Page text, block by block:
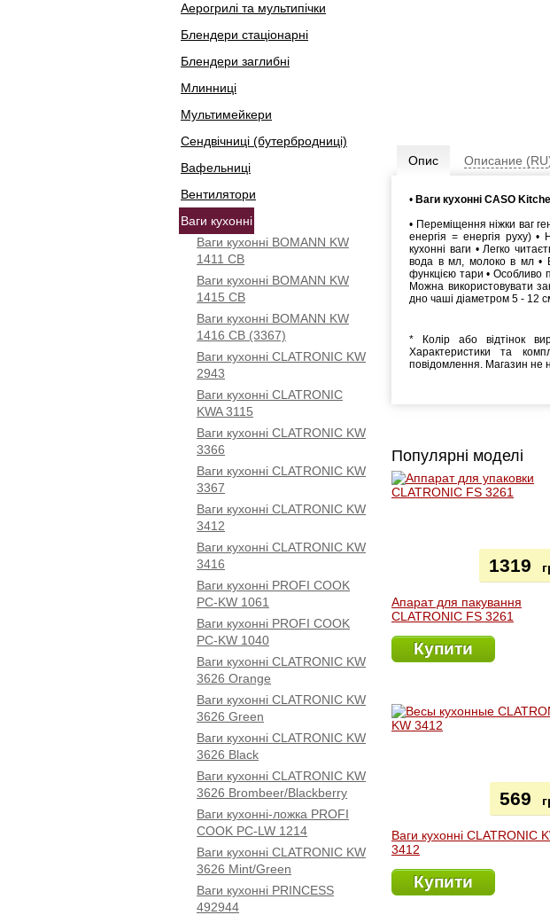
Аерогрилі та мультипічки
Блендери стаціонарні
Блендери заглибні
Млинниці
Мультимейкери
Сендвічниці (бутербродниці)
Вафельниці
Вентилятори
Ваги кухонні
Ваги кухонні BOMANN KW
1411 CB
Ваги кухонні BOMANN KW
1415 CB
Ваги кухонні BOMANN KW
1416 CB (3367)
Ваги кухонні CLATRONIC KW
2943
Ваги кухонні CLATRONIC
KWA 3115
Ваги кухонні CLATRONIC KW
3366
Ваги кухонні CLATRONIC KW
3367
Ваги кухонні CLATRONIC KW
3412
Ваги кухонні CLATRONIC KW
3416
Ваги кухонні PROFI COOK
PC-KW 1061
Ваги кухонні PROFI COOK
PC-KW 1040
Ваги кухонні CLATRONIC KW
3626 Orange
Ваги кухонні CLATRONIC KW
3626 Green
Ваги кухонні CLATRONIC KW
3626 Black
Ваги кухонні CLATRONIC KW
3626 Brombeer/Blackberry
Ваги кухонні-ложка PROFI
COOK PC-LW 1214
Ваги кухонні CLATRONIC KW
3626 Mint/Green
Ваги кухонні PRINCESS
492944
Опис Описание
• Ваги кухонні CASO
• Переміщення ніжки ваг
енергія = енергія руху) •
кухонні ваги • Легко
вода в мл, молоко в мл •
функцією тари • Особливо
Можна використовувати
дно чаші діаметром 5 - 12
* Колір або відтінок
Характеристики та
повідомлення. Магазин не
Популярні моделі
Апарат для пакування
CLATRONIC FS 3261
1319
Купити
Ваги кухонні CLATRONIC
3412
569
Купити